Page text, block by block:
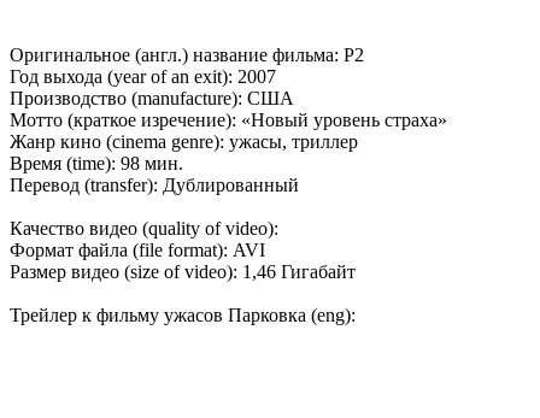
Оригинальное (англ.) название фильма: P2
Год выхода (year of an exit): 2007
Производство (manufacture): США
Мотто (краткое изречение): «Новый уровень страха»
Жанр кино (cinema genre): ужасы, триллер
Время (time): 98 мин.
Перевод (transfer): Дублированный
Качество видео (quality of video):
Формат файла (file format): AVI
Размер видео (size of video): 1,46 Гигабайт
Трейлер к фильму ужасов Парковка (eng):